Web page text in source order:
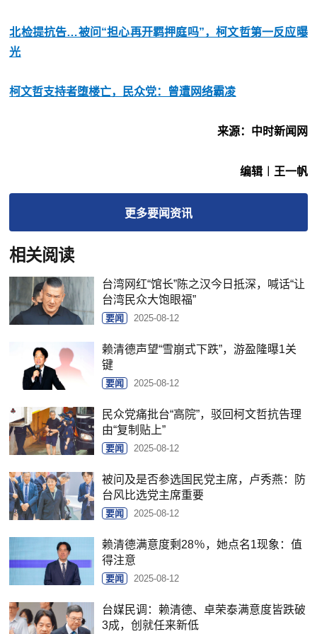
北检提抗告…被问“担心再开羁押庭吗”，柯文哲第一反应曝
光
柯文哲支持者堕楼亡，民众党：曾遭网络霸凌
来源：中时新闻网
编辑︱王一帆
更多要闻资讯
相关阅读
台湾网红“馆长”陈之汉今日抵深，喊话“让
台湾民众大饱眼福”
要闻 2025-08-12
赖清德声望“雪崩式下跌”，游盈隆曝1关
键
要闻 2025-08-12
民众党痛批台“高院”，驳回柯文哲抗告理
由“复制贴上”
要闻 2025-08-12
被问及是否参选国民党主席，卢秀燕：防
台风比选党主席重要
要闻 2025-08-12
赖清德满意度剩28％，她点名1现象：值
得注意
要闻 2025-08-12
台媒民调：赖清德、卓荣泰满意度皆跌破
3成，创就任来新低